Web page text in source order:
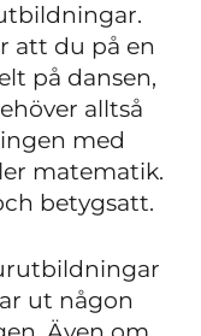
att du på en
på dansen,
alltså
med
matematik.
betygsatt.
ut någon